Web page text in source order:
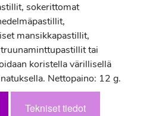
sokerittomat
mansikkapastillit,
tai
koristella värillisellä
Nettopaino: 12 g.
Tekniset tiedot